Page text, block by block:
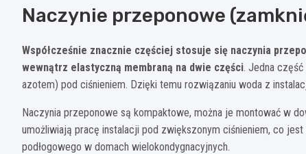
Naczynie przeponowe
Współcześnie znacznie częściej stosuje się naczynia
wewnątrz elastyczną membraną na dwie części. Jedna
azotem) pod ciśnieniem. Dzięki temu rozwiązaniu woda z
Naczynia przeponowe są kompaktowe, można je montować w
umożliwiają pracę instalacji pod zwiększonym ciśnieniem, co
podłogowego w domach wielokondygnacyjnych.